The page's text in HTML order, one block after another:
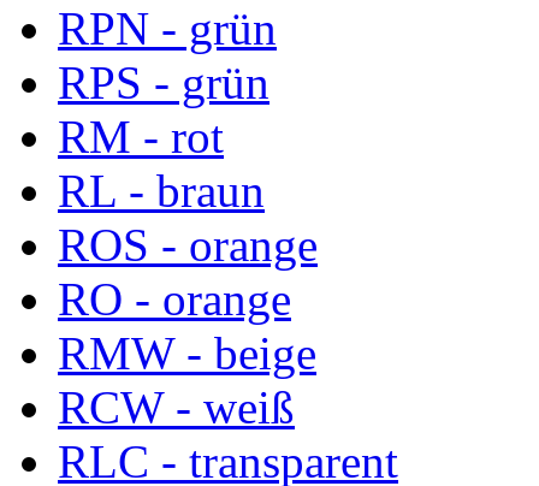
RPN - grün
RPS - grün
RM - rot
RL - braun
ROS - orange
RO - orange
RMW - beige
RCW - weiß
RLC - transparent